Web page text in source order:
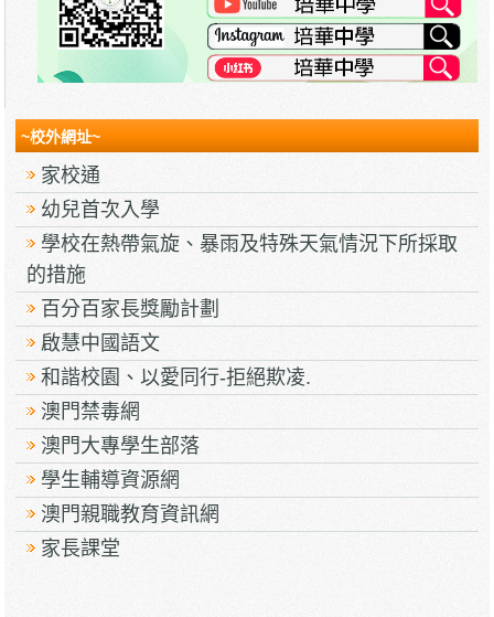
~校外網址~
家校通
幼兒首次入學
學校在熱帶氣旋、暴雨及特殊天氣情況下所採取
的措施
百分百家長獎勵計劃
啟慧中國語文
和諧校園、以愛同行-拒絕欺凌.
澳門禁毒網
澳門大專學生部落
學生輔導資源網
澳門親職教育資訊網
家長課堂